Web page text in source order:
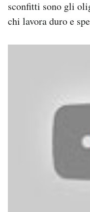
sconfitti sono gli
chi lavora duro e